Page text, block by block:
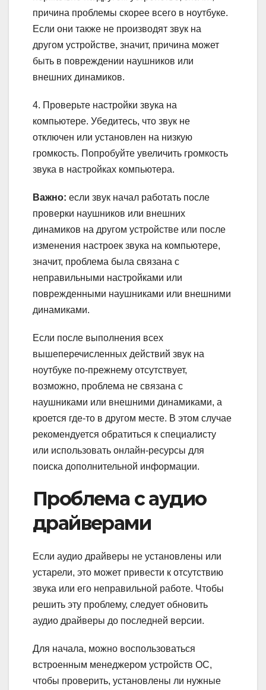
причина проблемы скорее всего в ноутбуке.
Если они также не производят звук на
другом устройстве, значит, причина может
быть в повреждении наушников или
внешних динамиков.
4. Проверьте настройки звука на
компьютере. Убедитесь, что звук не
отключен или установлен на низкую
громкость. Попробуйте увеличить громкость
звука в настройках компьютера.
Важно: если звук начал работать после
проверки наушников или внешних
динамиков на другом устройстве или после
изменения настроек звука на компьютере,
значит, проблема была связана с
неправильными настройками или
поврежденными наушниками или внешними
динамиками.
Если после выполнения всех
вышеперечисленных действий звук на
ноутбуке по-прежнему отсутствует,
возможно, проблема не связана с
наушниками или внешними динамиками, а
кроется где-то в другом месте. В этом случае
рекомендуется обратиться к специалисту
или использовать онлайн-ресурсы для
поиска дополнительной информации.
Проблема с аудио
драйверами
Если аудио драйверы не установлены или
устарели, это может привести к отсутствию
звука или его неправильной работе. Чтобы
решить эту проблему, следует обновить
аудио драйверы до последней версии.
Для начала, можно воспользоваться
встроенным менеджером устройств ОС,
чтобы проверить, установлены ли нужные